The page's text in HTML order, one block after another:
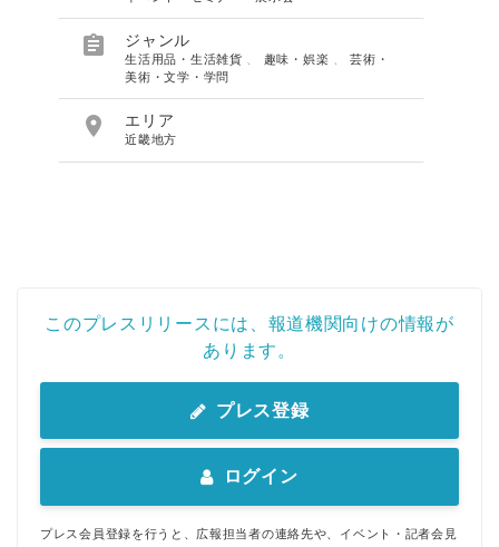
 ジャンル
生活用品・生活雑貨 趣味・娯楽 、芸術・
美術・文学・学問
 エリア
近畿地方
このプレスリリースには、報道機関向けの情報が
あります。
プレス登録
ログイン
プレス会員登録を行うと、広報担当者の連絡先や、イベント・記者会見
English